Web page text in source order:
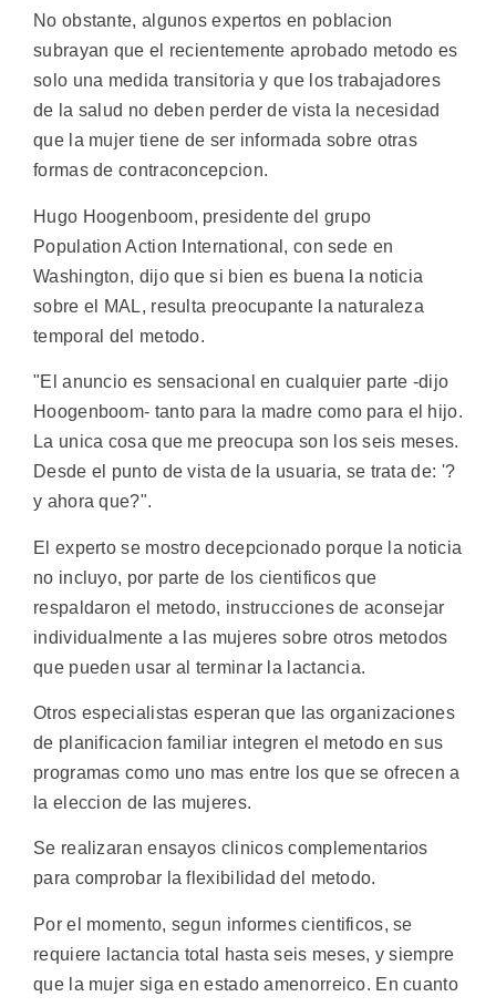
No obstante, algunos expertos en poblacion
subrayan que el recientemente aprobado metodo es
solo una medida transitoria y que los trabajadores
de la salud no deben perder de vista la necesidad
que la mujer tiene de ser informada sobre otras
formas de contraconcepcion.
Hugo Hoogenboom, presidente del grupo
Population Action International, con sede en
Washington, dijo que si bien es buena la noticia
sobre el MAL, resulta preocupante la naturaleza
temporal del metodo.
"El anuncio es sensacional en cualquier parte -dijo
Hoogenboom- tanto para la madre como para el hijo.
La unica cosa que me preocupa son los seis meses.
Desde el punto de vista de la usuaria, se trata de: '?
y ahora que?".
El experto se mostro decepcionado porque la noticia
no incluyo, por parte de los cientificos que
respaldaron el metodo, instrucciones de aconsejar
individualmente a las mujeres sobre otros metodos
que pueden usar al terminar la lactancia.
Otros especialistas esperan que las organizaciones
de planificacion familiar integren el metodo en sus
programas como uno mas entre los que se ofrecen a
la eleccion de las mujeres.
Se realizaran ensayos clinicos complementarios
para comprobar la flexibilidad del metodo.
Por el momento, segun informes cientificos, se
requiere lactancia total hasta seis meses, y siempre
que la mujer siga en estado amenorreico. En cuanto